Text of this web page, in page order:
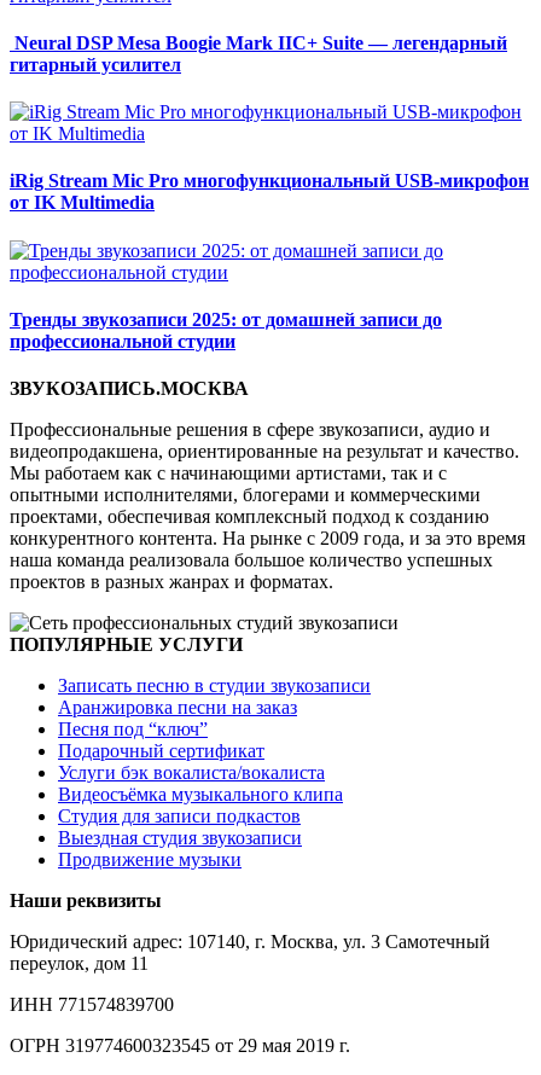
Neural DSP Mesa Boogie Mark IIC+ Suite — легендарный
гитарный усилител
iRig Stream Mic Pro многофункциональный USB-микрофон
от IK Multimedia
Тренды звукозаписи 2025: от домашней записи до
профессиональной студии
ЗВУКОЗАПИСЬ.МОСКВА
Профессиональные решения в сфере звукозаписи, аудио и
видеопродакшена, ориентированные на результат и качество.
Мы работаем как с начинающими артистами, так и с
опытными исполнителями, блогерами и коммерческими
проектами, обеспечивая комплексный подход к созданию
конкурентного контента. На рынке с 2009 года, и за это время
наша команда реализовала большое количество успешных
проектов в разных жанрах и форматах.
ПОПУЛЯРНЫЕ УСЛУГИ
Записать песню в студии звукозаписи
Аранжировка песни на заказ
Песня под “ключ”
Подарочный сертификат
Услуги бэк вокалиста/вокалиста
Видеосъёмка музыкального клипа
Студия для записи подкастов
Выездная студия звукозаписи
Продвижение музыки
Наши реквизиты
Юридический адрес: 107140, г. Москва, ул. 3 Самотечный
переулок, дом 11
ИНН 771574839700
ОГРН 319774600323545 от 29 мая 2019 г.